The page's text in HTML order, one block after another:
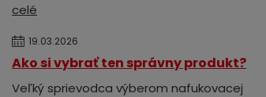
celé
19.03.2026
Ako si vybrať ten správny produkt?
Veľký sprievodca výberom nafukovacej